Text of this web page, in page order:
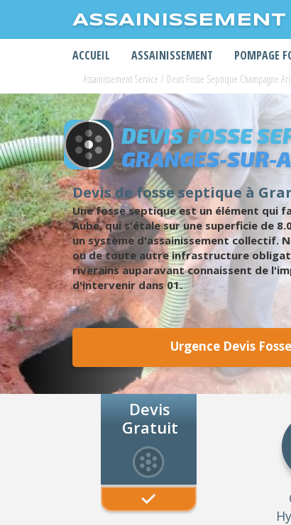
ASSAINISSEMENT
ACCUEIL ASSAINISSEMENT POMPAGE
Assainissement Service / Devis Fosse Septique Champagne
DEVIS FOSSE
GRANGES-SUR-
Devis de fosse septique à
Une fosse septique est un élément qui
Aube, qui s'étale sur une superficie de
un système d'assainissement collectif.
ou de toute autre infrastructure
riverains auparavant connaissent de
d'intervenir dans 01.
Urgence Devis
Devis
Gratuit